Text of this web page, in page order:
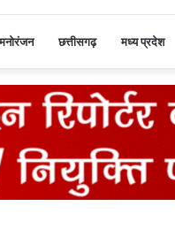
छत्तीसगढ़ मध्य प्रदेश